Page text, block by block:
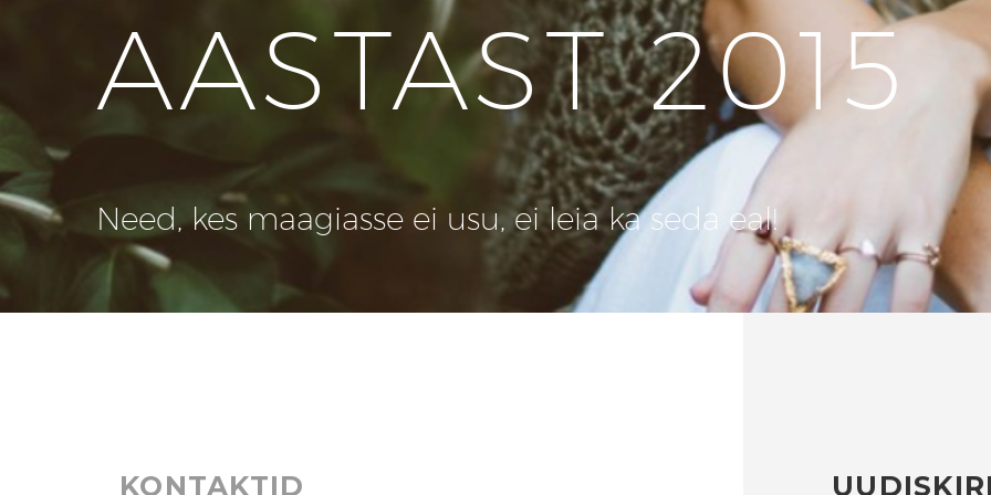
AASTAST 2015
Need, kes maagiasse ei usu, ei leia ka seda eal!
KONTAKTID